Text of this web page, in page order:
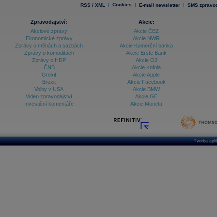
RSS / XML | Cookies | E-mail newsletter | SMS
Zpravodajství:
Akciové zprávy
Ekonomické zprávy
Zprávy o měnách a sazbách
Zprávy o komoditách
Zprávy o HDP
ČNB
Grexit
Brexit
Volby v USA
Video zpravodajství
Investiční komentáře
Akcie:
Akcie ČEZ
Akcie NWR
Akcie Komerční banka
Akcie Erste Bank
Akcie O2
Akcie Kofola
Akcie Apple
Akcie Facebook
Akcie BMW
Akcie GE
Akcie Moneta
Tvorba